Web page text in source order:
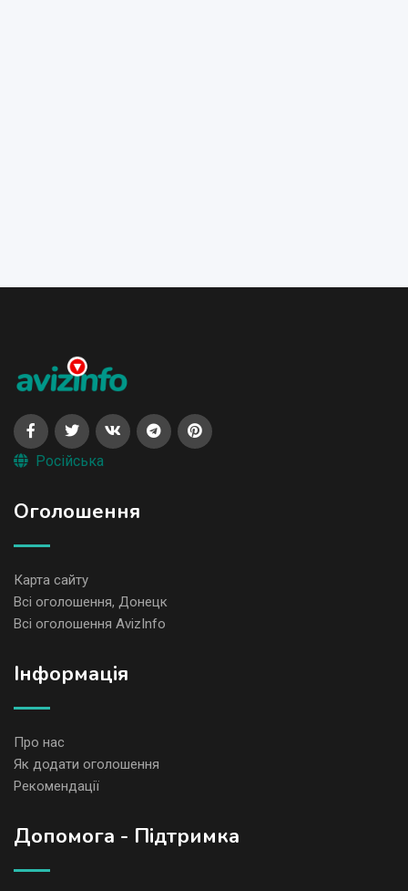
Російська
Оголошення
Карта сайту
Всі оголошення, Донецк
Всі оголошення AvizInfo
Iнформація
Про нас
Як додати оголошення
Рекомендації
Допомога - Підтримка